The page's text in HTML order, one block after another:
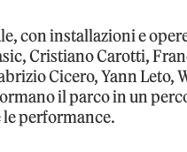
con installazioni e
Cristiano Carotti,
Cicero, Yann Leto,
il parco in un
performance.